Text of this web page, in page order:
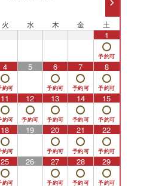
火 水 木 金 土
1
4 5 6 7 8
11 12 13 14 15
18 19 20 21 22
25 26 27 28 29